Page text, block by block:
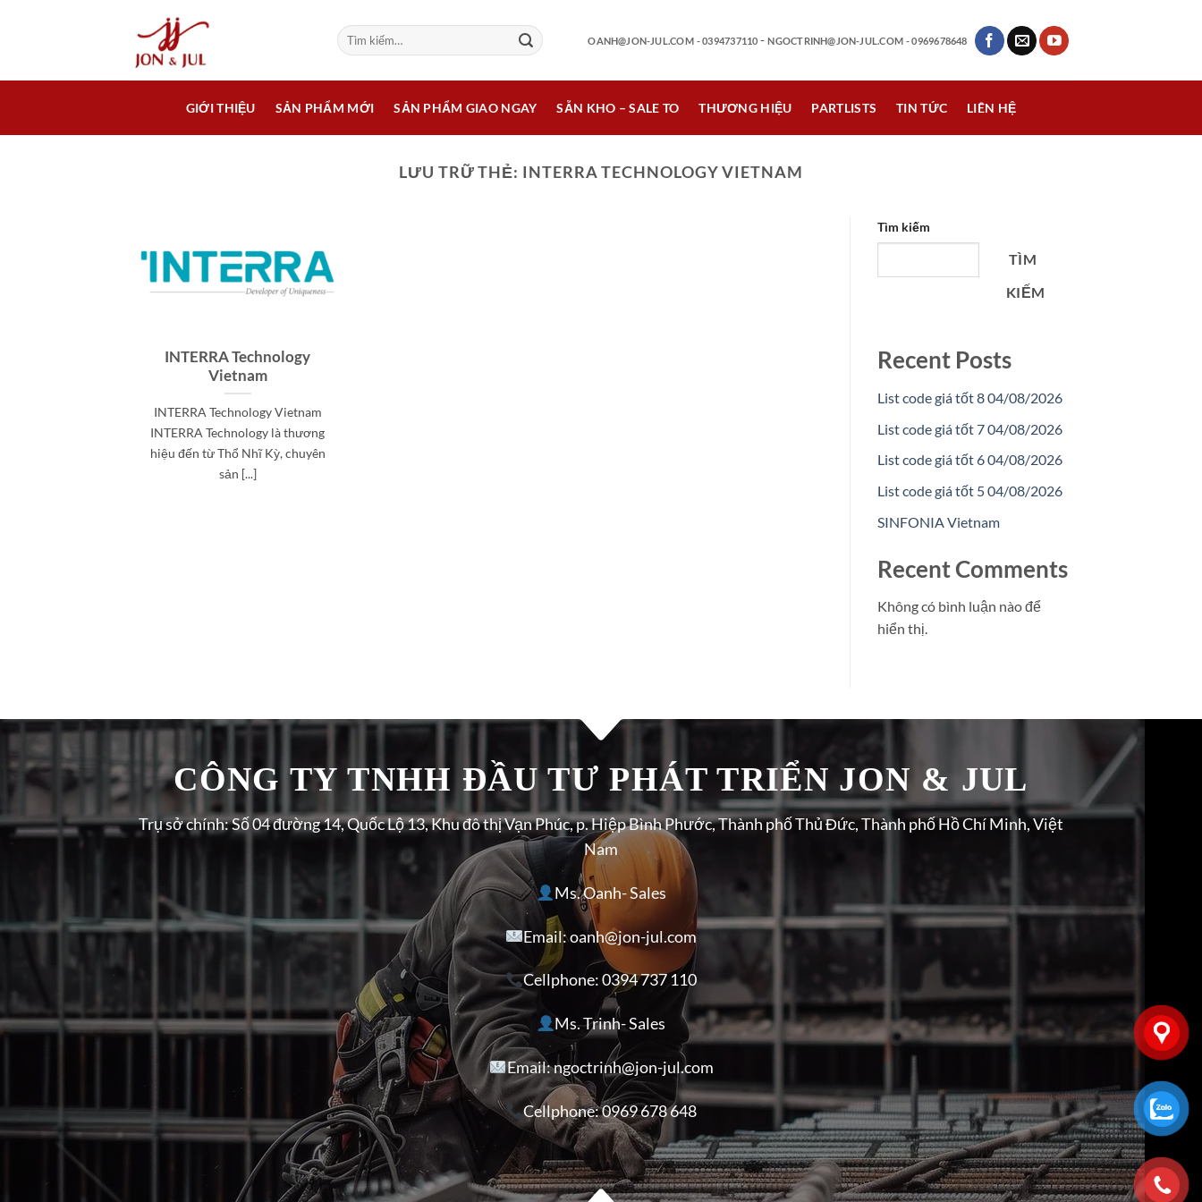
dung
Tìm
kiếm:
OANH@JON-JUL.COM - 0394737110 -NGOCTRINH@JON-JUL.COM - 0969678648
GIỚI THIỆU SẢN PHẨM MỚI SẢN PHẨM GIAO NGAY SẴN KHO – SALE TO THƯƠNG HIỆU PARTLISTS TIN TỨC LIÊN HỆ
LƯU TRỮ THẺ: INTERRA TECHNOLOGY VIETNAM
INTERRA Technology
Vietnam
INTERRA Technology Vietnam
INTERRA Technology là thương
hiệu đến từ Thổ Nhĩ Kỳ, chuyên
sản [...]
Tìm kiếm
TÌM
KIẾM
Recent Posts
List code giá tốt 8 04/08/2026
List code giá tốt 7 04/08/2026
List code giá tốt 6 04/08/2026
List code giá tốt 5 04/08/2026
SINFONIA Vietnam
Recent Comments
Không có bình luận nào để
hiển thị.
CÔNG TY TNHH ĐẦU TƯ PHÁT TRIỂN JON & JUL
Trụ sở chính: Số 04 đường 14, Quốc Lộ 13, Khu đô thị Vạn Phúc, p. Hiệp Bình Phước, Thành phố Thủ Đức, Thành phố Hồ Chí Minh, Việt
Nam
Ms. Oanh- Sales
Email: oanh@jon-jul.com
Cellphone:0394 737 110
Ms. Trinh- Sales
Email: ngoctrinh@jon-jul.com
Cellphone:0969 678 648